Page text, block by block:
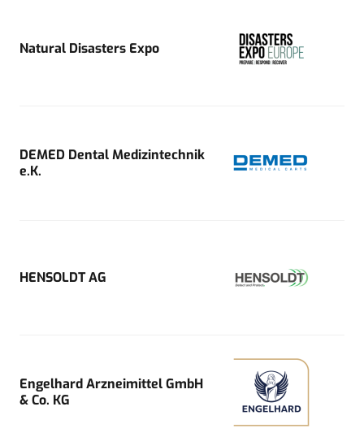
Natural Disasters Expo
DEMED Dental Medizintechnik
e.K.
HENSOLDT AG
Engelhard Arzneimittel GmbH
& Co. KG